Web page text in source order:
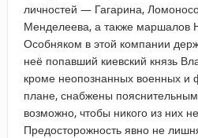
личностей — Гагарина,
Менделеева, а также маршалов
Особняком в этой компании
неё попавший киевский князь
кроме неопознанных военных и
плане, снабжены
возможно, чтобы никого из них
Предосторожность явно не